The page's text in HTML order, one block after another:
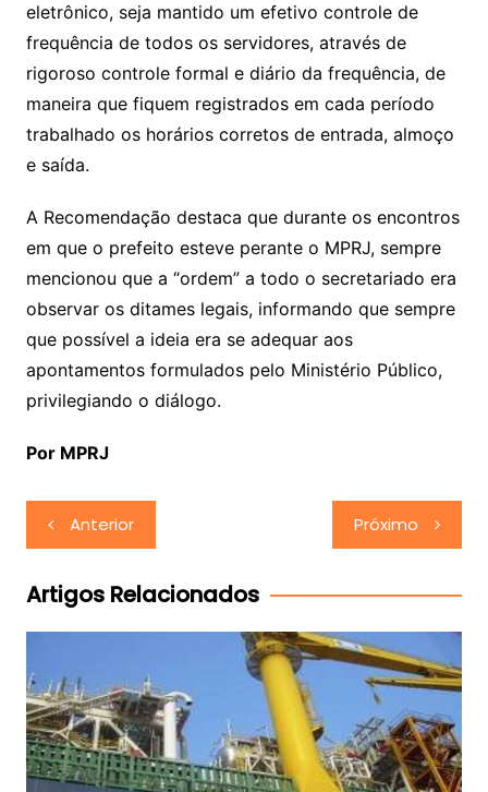
eletrônico, seja mantido um efetivo controle de
frequência de todos os servidores, através de
rigoroso controle formal e diário da frequência, de
maneira que fiquem registrados em cada período
trabalhado os horários corretos de entrada, almoço
e saída.
A Recomendação destaca que durante os encontros
em que o prefeito esteve perante o MPRJ, sempre
mencionou que a “ordem” a todo o secretariado era
observar os ditames legais, informando que sempre
que possível a ideia era se adequar aos
apontamentos formulados pelo Ministério Público,
privilegiando o diálogo.
Por MPRJ
Navegação
de
Post
Anterior Próximo
Artigos Relacionados